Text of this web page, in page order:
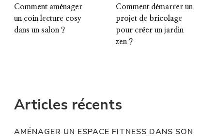
Comment aménager
un coin lecture cosy
dans un salon ?
Comment démarrer un
projet de bricolage
pour créer un jardin
zen ?
Articles récents
AMÉNAGER UN ESPACE FITNESS DANS SON